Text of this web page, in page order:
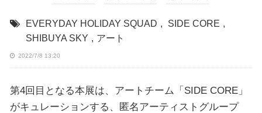
EVERYDAY HOLIDAY SQUAD , SIDE CORE ,
SHIBUYA SKY , アート
2022/7/8 13:20
第4回目となる本展は、アートチーム「SIDE CORE」
がキュレーションする、匿名アーティストグループ